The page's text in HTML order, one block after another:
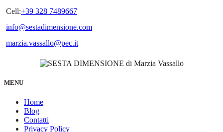
Cell:+39 328 7489667
info@sestadimensione.com
marzia.vassallo@pec.it
MENU
Home
Blog
Contatti
Privacy Policy